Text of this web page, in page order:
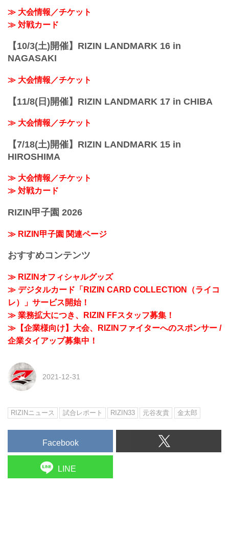
≫ 大会情報／チケット
≫ 対戦カード
【10/3(土)開催】RIZIN LANDMARK 16 in
NAGASAKI
≫ 大会情報／チケット
【11/8(日)開催】RIZIN LANDMARK 17 in CHIBA
≫ 大会情報／チケット
【7/18(土)開催】RIZIN LANDMARK 15 in
HIROSHIMA
≫ 大会情報／チケット
≫ 対戦カード
RIZIN甲子園 2026
≫ RIZIN甲子園 関連ページ
おすすめコンテンツ
≫ RIZINオフィシャルグッズ
≫ デジタルカード「RIZIN CARD COLLECTION（ライコ
レ）」サービス開始！
≫ 業務拡大につき、RIZIN FFスタッフ募集！
≫【企業様向け】大会、RIZINファイターへのスポンサー /
企業タイアップ募集中！
2021-12-31
RIZINニュース 試合レポート RIZIN33 元谷友貴 金太郎
Facebook
LINE